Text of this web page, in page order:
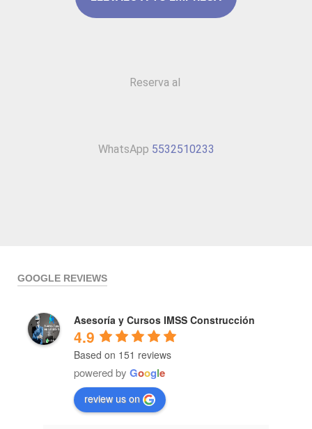
Reserva al
WhatsApp 5532510233
GOOGLE REVIEWS
Asesoría y Cursos IMSS Construcción
4.9
Based on 151 reviews
powered by Google
review us on